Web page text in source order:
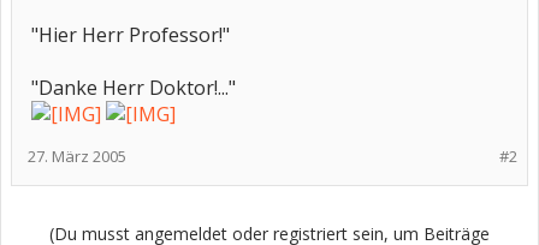
"Hier Herr Professor!"
"Danke Herr Doktor!..."
#2
27. März 2005
(Du musst angemeldet oder registriert sein, um Beiträge